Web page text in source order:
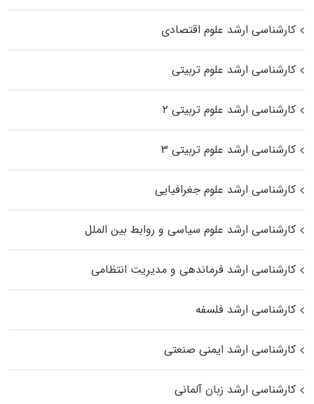
کارشناسی ارشد علوم اقتصادی
کارشناسی ارشد علوم تربیتی
کارشناسی ارشد علوم تربیتی ۲
کارشناسی ارشد علوم تربیتی ۳
کارشناسی ارشد علوم جغرافیایی
کارشناسی ارشد علوم سیاسی و روابط بین الملل
کارشناسی ارشد فرماندهی و مدیریت انتظامی
کارشناسی ارشد فلسفه
کارشناسی ارشد ایمنی صنعتی
کارشناسی ارشد زبان آلمانی